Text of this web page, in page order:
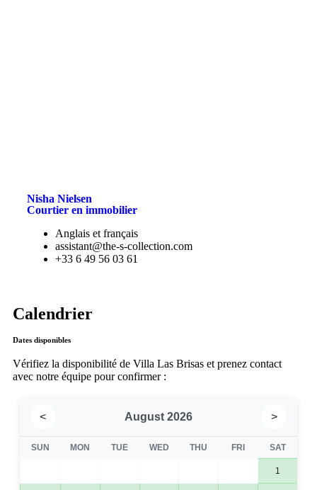
Nisha Nielsen
Courtier en immobilier
Anglais et français
assistant@the-s-collection.com
+33 6 49 56 03 61
Calendrier
Dates disponibles
Vérifiez la disponibilité de Villa Las Brisas et prenez contact
avec notre équipe pour confirmer :
< August 2026 >
SUN MON TUE WED THU FRI SAT
1